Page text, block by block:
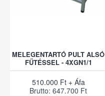
MELEGENTARTÓ PULT ALSÓ
FŰTÉSSEL - 4XGN1/1
510.000 Ft + Áfa
Brutto: 647.700 Ft